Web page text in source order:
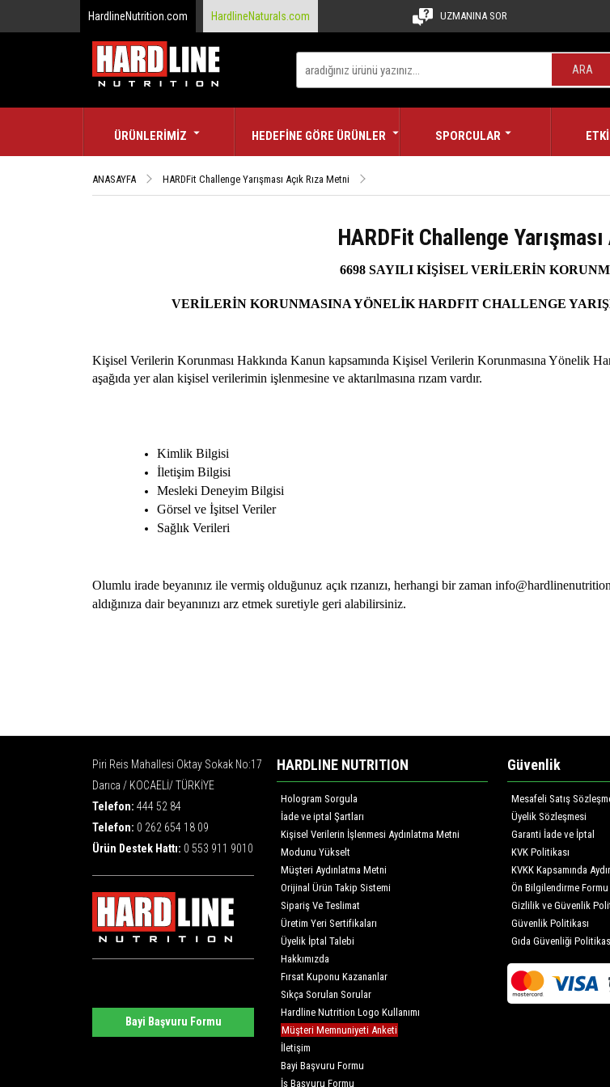
HardlineNutrition.com HardlineNaturals.com UZMANINA SOR
ARA
ÜRÜNLERİMİZ HEDEFİNE GÖRE ÜRÜNLER SPORCULAR
ANASAYFA HARDFit Challenge Yarışması Açık Rıza Metni
HARDFit Challenge
6698 SAYILI KİŞİSEL VERİLERİN
VERİLERİN KORUNMASINA YÖNELİK HARDFIT CHALLENGE
Kişisel Verilerin Korunması Hakkında Kanun kapsamında Kişisel Verilerin Korunmasına Yönelik
aşağıda yer alan kişisel verilerimin işlenmesine ve aktarılmasına rızam vardır.
Kimlik Bilgisi
İletişim Bilgisi
Mesleki Deneyim Bilgisi
Görsel ve İşitsel Veriler
Sağlık Verileri
Olumlu irade beyanınız ile vermiş olduğunuz açık rızanızı, herhangi bir zaman
aldığınıza dair beyanınızı arz etmek suretiyle geri alabilirsiniz.
Piri Reis Mahallesi Oktay Sokak No:17
Darıca / KOCAELİ/ TÜRKİYE
Telefon: 444 52 84
Telefon: 0 262 654 18 09
Ürün Destek Hattı: 0 553 911 9010
Bayi Başvuru Formu
HARDLINE NUTRITION
Hologram Sorgula
İade ve iptal Şartları
Kişisel Verilerin İşlenmesi Aydınlatma Metni
Modunu Yükselt
Müşteri Aydınlatma Metni
Orijinal Ürün Takip Sistemi
Sipariş Ve Teslimat
Üretim Yeri Sertifikaları
Üyelik İptal Talebi
Hakkımızda
Fırsat Kuponu Kazananlar
Sıkça Sorulan Sorular
Hardline Nutrition Logo Kullanımı
Müşteri Memnuniyeti Anketi
İletişim
Bayi Başvuru Formu
İş Başvuru Formu
Güvenlik
Mesafeli Satış
Üyelik Sözleşmesi
Garanti İade ve İptal
KVK Politikası
KVKK Kapsamında
Ön Bilgilendirme Formu
Gizlilik ve Güvenlik
Güvenlik Politikası
Gıda Güvenliği